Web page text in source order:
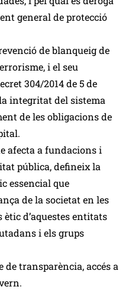
general de protecció
de blanqueig de
i el seu
304/2014 de 5 de
integritat del sistema
de les obligacions de
afecta a fundacions i
pública, defineix la
essencial que
de la societat en les
d’aquestes entitats
i els grups
de transparència, accés a